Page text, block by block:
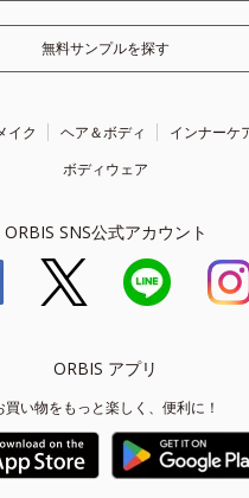
無料サンプルを探す
イク ヘア＆ボディ
インナーケ
ボディウェア
ORBIS SNS公式アカウント
ORBIS アプリ
買い物をもっと楽しく、便利に！